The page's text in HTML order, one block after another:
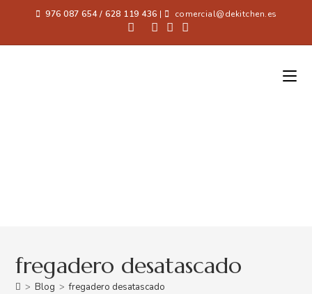
976 087 654 / 628 119 436 | comercial@dekitchen.es
fregadero desatascado
> Blog > fregadero desatascado